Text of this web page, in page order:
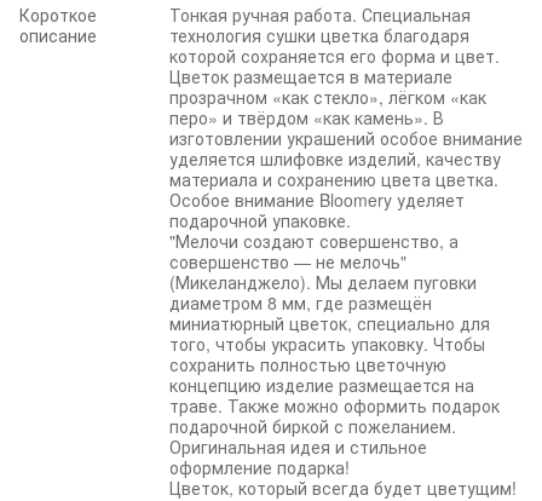
Короткое
описание
Тонкая ручная работа. Специальная
технология сушки цветка благодаря
которой сохраняется его форма и цвет.
Цветок размещается в материале
прозрачном «как стекло», лёгком «как
перо» и твёрдом «как камень». В
изготовлении украшений особое внимание
уделяется шлифовке изделий, качеству
материала и сохранению цвета цветка.
Особое внимание Bloomery уделяет
подарочной упаковке.
"Мелочи создают совершенство, а
совершенство — не мелочь"
(Микеланджело). Мы делаем пуговки
диаметром 8 мм, где размещён
миниатюрный цветок, специально для
того, чтобы украсить упаковку. Чтобы
сохранить полностью цветочную
концепцию изделие размещается на
траве. Также можно оформить подарок
подарочной биркой с пожеланием.
Оригинальная идея и стильное
оформление подарка!
Цветок, который всегда будет цветущим!